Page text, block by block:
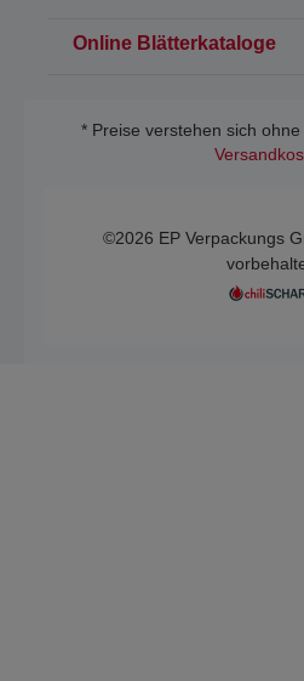
Online Blätterkataloge
* Preise verstehen sich
©2026 EP Verpackungs